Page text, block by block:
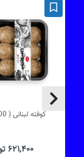
کوفته لبنانی ( 500 گرمی )
۶۲۱,۴۰۰ تومان